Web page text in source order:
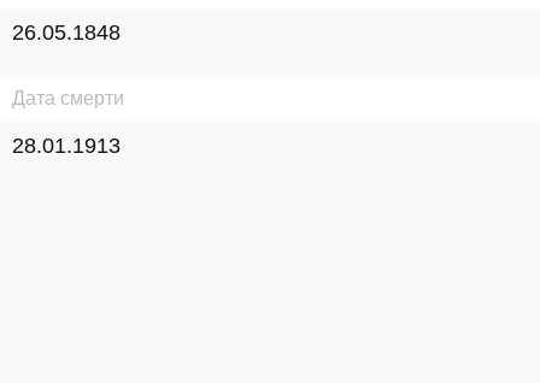
26.05.1848
Дата смерти
28.01.1913